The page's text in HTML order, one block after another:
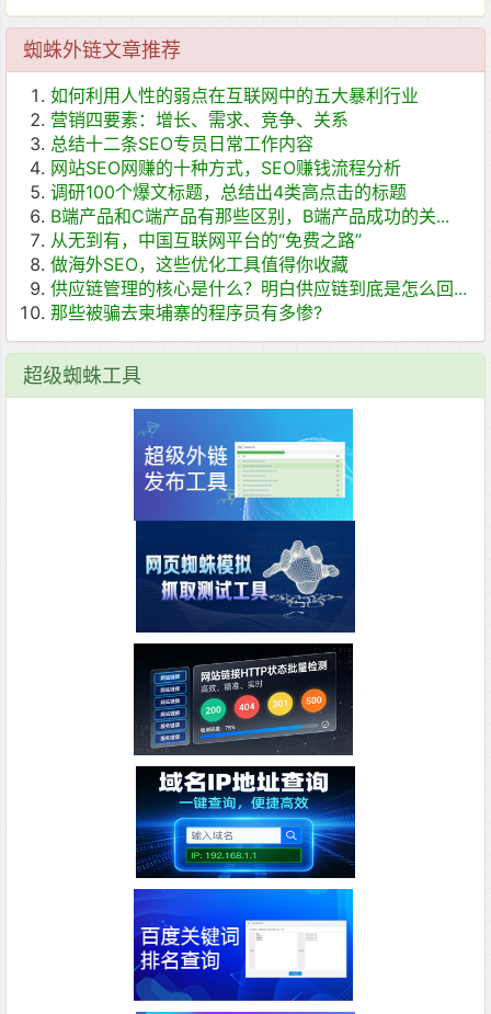
蜘蛛外链文章推荐
如何利用人性的弱点在互联网中的五大暴利​行业
营销四要素：增长、需求、竞争、关系
总结十二条SEO专员日常工作内容
网站SEO网赚的十种方式，SEO赚钱流程分析
调研100个爆文标题，总结出4类高点击的标题
B端产品和C端产品有那些区别，B端产品成功的关...
从无到有，中国互联网平台的“免费之路”
做海外SEO，这些优化工具值得你收藏
供应链管理的核心是什么？明白供应链到底是怎么回...
那些被骗去柬埔寨的程序员有多惨?
超级蜘蛛工具